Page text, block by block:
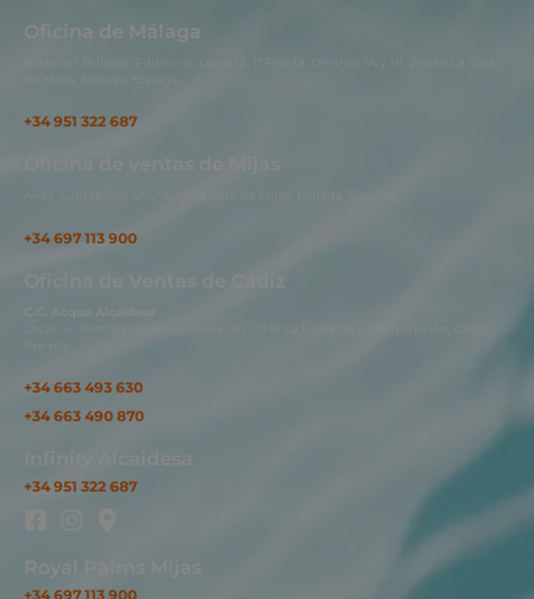
Oficina de Málaga
Plaza del Bulevar, Edificio B, Local 12, 1ª Planta, Oficinas 1A y 1B. 29649 La Cala
de Mijas, Málaga, España.
+34 951 322 687
Avda. Cantábrico, s/n.29649 La Cala de Mijas, Málaga, España..
+34 697 113 900
Oficina de Ventas de Cádiz
C.C. Acqua Alcaidesa
Local 14. Avenida de la Hacienda, s/n. 11316 La Línea de La Concepción, Cádiz,
España.
+34 663 493 630
+34 663 490 870
Infinity Alcaidesa
+34 951 322 687
Royal Palms Mijas
+34 697 113 900